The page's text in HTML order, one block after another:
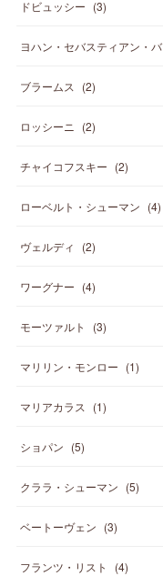
ドビュッシー (3)
ヨハン・セバスティアン・
ブラームス (2)
ロッシーニ (2)
チャイコフスキー (2)
ローベルト・シューマン (4)
ヴェルディ (2)
ワーグナー (4)
モーツァルト (3)
マリリン・モンロー (1)
マリアカラス (1)
ショパン (5)
クララ・シューマン (5)
ベートーヴェン (3)
フランツ・リスト (4)